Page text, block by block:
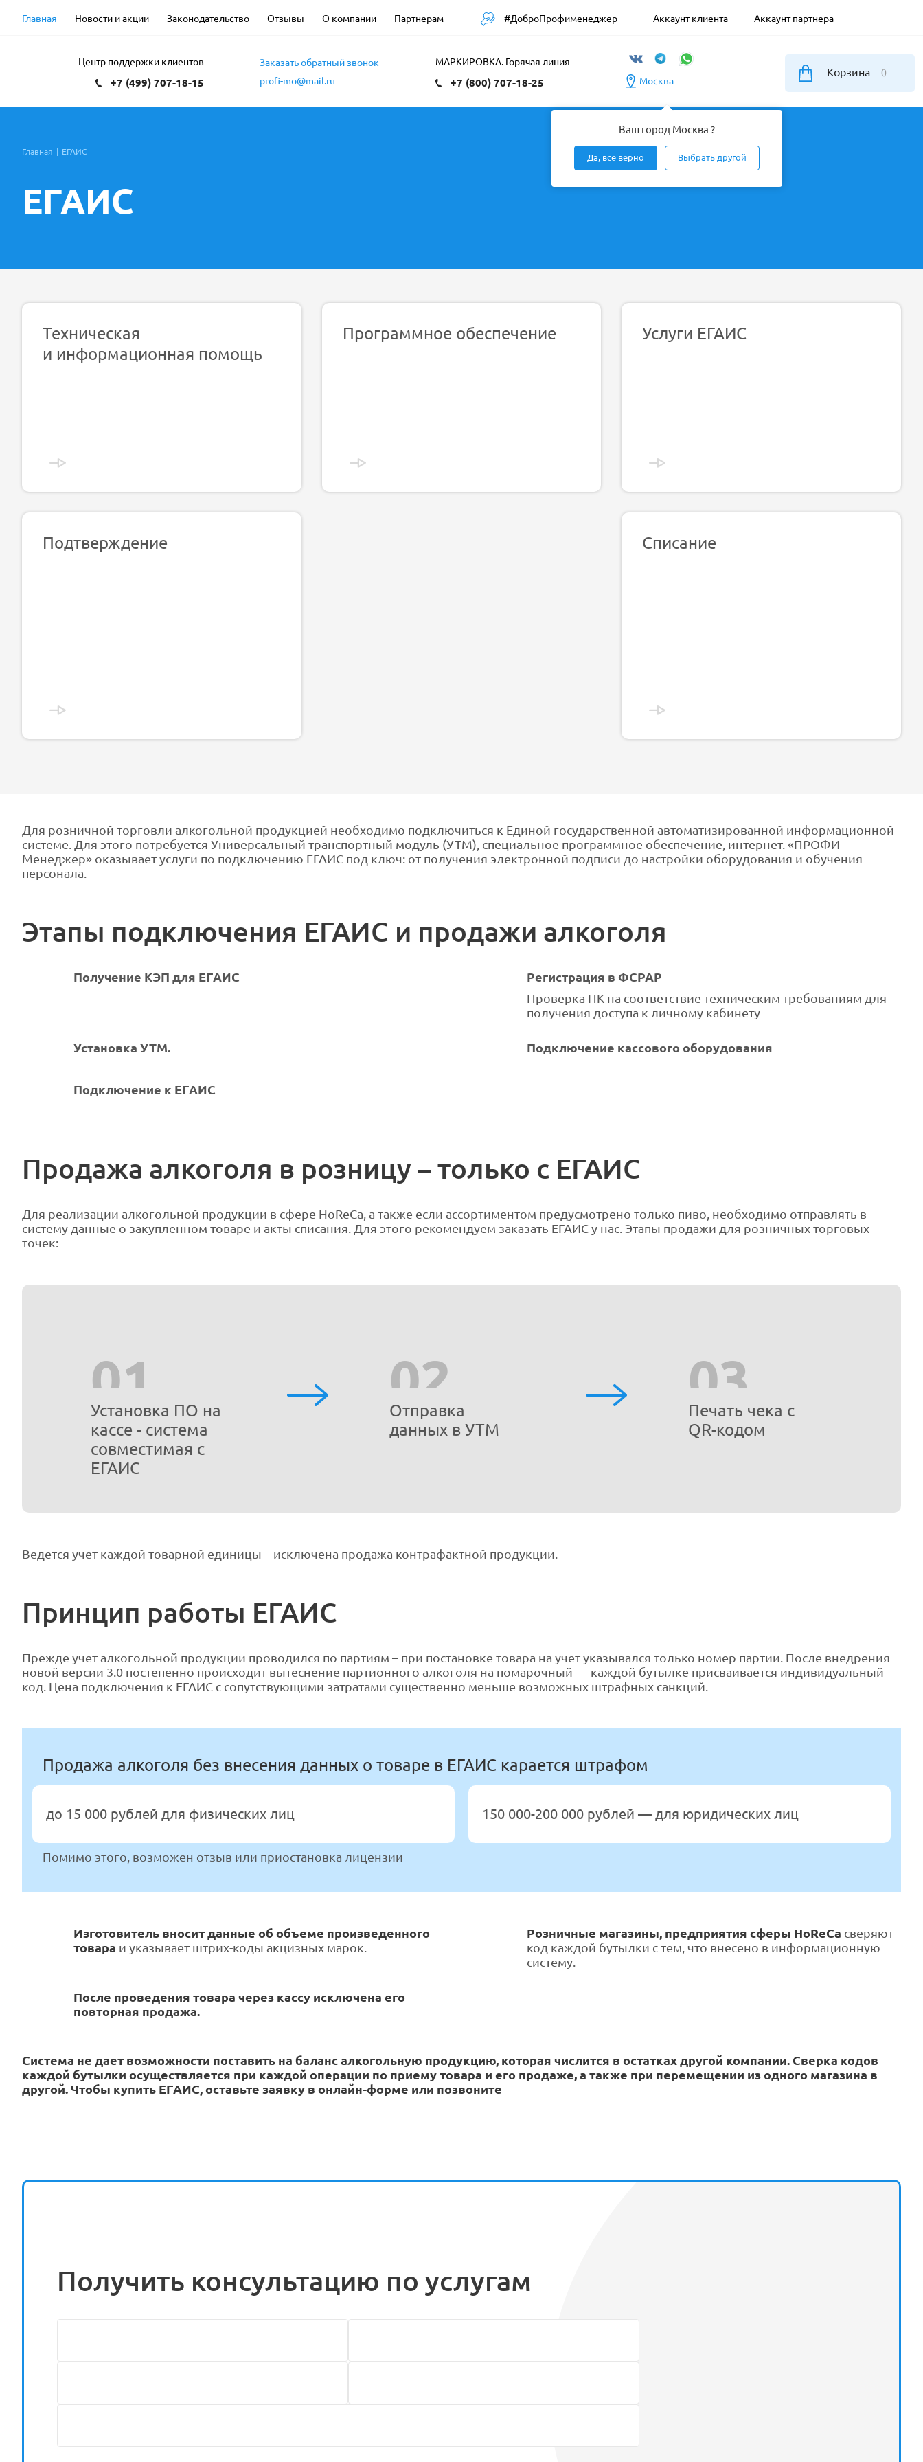
Главная Новости и акции Законодательство Отзывы О компании Партнерам #ДоброПрофименеджер
Корзина 0
Аккаунт клиента Аккаунт партнера
Центр поддержки клиентов
+7 (499) 707-18-15
Заказать обратный звонок
profi-mo@mail.ru
МАРКИРОВКА. Горячая линия
+7 (800) 707-18-25 Москва
Ваш город Москва ?
Да, все верно Выбрать другой
Главная | ЕГАИС
ЕГАИС
Техническая
и информационная помощь
Программное обеспечение Услуги ЕГАИС
Подтверждение Списание
Для розничной торговли алкогольной продукцией необходимо подключиться к Единой государственной автоматизированной информационной
системе. Для этого потребуется Универсальный транспортный модуль (УТМ), специальное программное обеспечение, интернет. «ПРОФИ
Менеджер» оказывает услуги по подключению ЕГАИС под ключ: от получения электронной подписи до настройки оборудования и обучения
персонала.
Этапы подключения ЕГАИС и продажи алкоголя
Получение КЭП для ЕГАИС
Регистрация в ФСРАР
Проверка ПК на соответствие техническим требованиям для
получения доступа к личному кабинету
Установка УТМ. Подключение кассового оборудования
Подключение к ЕГАИС
Продажа алкоголя в розницу – только с ЕГАИС
Для реализации алкогольной продукции в сфере HoReCa, а также если ассортиментом предусмотрено только пиво, необходимо отправлять в
систему данные о закупленном товаре и акты списания. Для этого рекомендуем заказать ЕГАИС у нас. Этапы продажи для розничных торговых
точек:
01
Установка ПО на
кассе - система
совместимая с
ЕГАИС
02
Отправка
данных в УТМ
03
Печать чека с
QR-кодом
Ведется учет каждой товарной единицы – исключена продажа контрафактной продукции.
Принцип работы ЕГАИС
Прежде учет алкогольной продукции проводился по партиям – при постановке товара на учет указывался только номер партии. После внедрения
новой версии 3.0 постепенно происходит вытеснение партионного алкоголя на помарочный — каждой бутылке присваивается индивидуальный
код. Цена подключения к ЕГАИС с сопутствующими затратами существенно меньше возможных штрафных санкций.
Продажа алкоголя без внесения данных о товаре в ЕГАИС карается штрафом
до 15 000 рублей для физических лиц 150 000-200 000 рублей — для юридических лиц
Помимо этого, возможен отзыв или приостановка лицензии
Изготовитель вносит данные об объеме произведенного
товара и указывает штрих-коды акцизных марок.
Розничные магазины, предприятия сферы HoReCa сверяют
код каждой бутылки с тем, что внесено в информационную
систему.
После проведения товара через кассу исключена его
повторная продажа.
Система не дает возможности поставить на баланс алкогольную продукцию, которая числится в остатках другой компании. Сверка кодов
каждой бутылки осуществляется при каждой операции по приему товара и его продаже, а также при перемещении из одного магазина в
другой. Чтобы купить ЕГАИС, оставьте заявку в онлайн-форме или позвоните
Получить консультацию по услугам